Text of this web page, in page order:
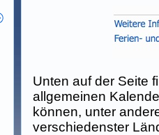
Unten auf der Seite
allgemeinen
können, unter
verschiedenster